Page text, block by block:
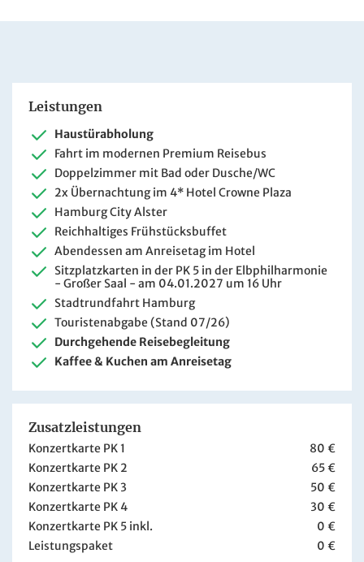
Leistungen
Haustürabholung
Fahrt im modernen Premium Reisebus
Doppelzimmer mit Bad oder Dusche/WC
2x Übernachtung im 4* Hotel Crowne Plaza
Hamburg City Alster
Reichhaltiges Frühstücksbuffet
Abendessen am Anreisetag im Hotel
Sitzplatzkarten in der PK 5 in der Elbphilharmonie
- Großer Saal - am 04.01.2027 um 16 Uhr
Stadtrundfahrt Hamburg
Touristenabgabe (Stand 07/26)
Durchgehende Reisebegleitung
Kaffee & Kuchen am Anreisetag
Zusatzleistungen
Konzertkarte PK 1
80 €
Konzertkarte PK 2
65 €
Konzertkarte PK 3
50 €
Konzertkarte PK 4
30 €
Konzertkarte PK 5 inkl.
0 €
Leistungspaket
0 €